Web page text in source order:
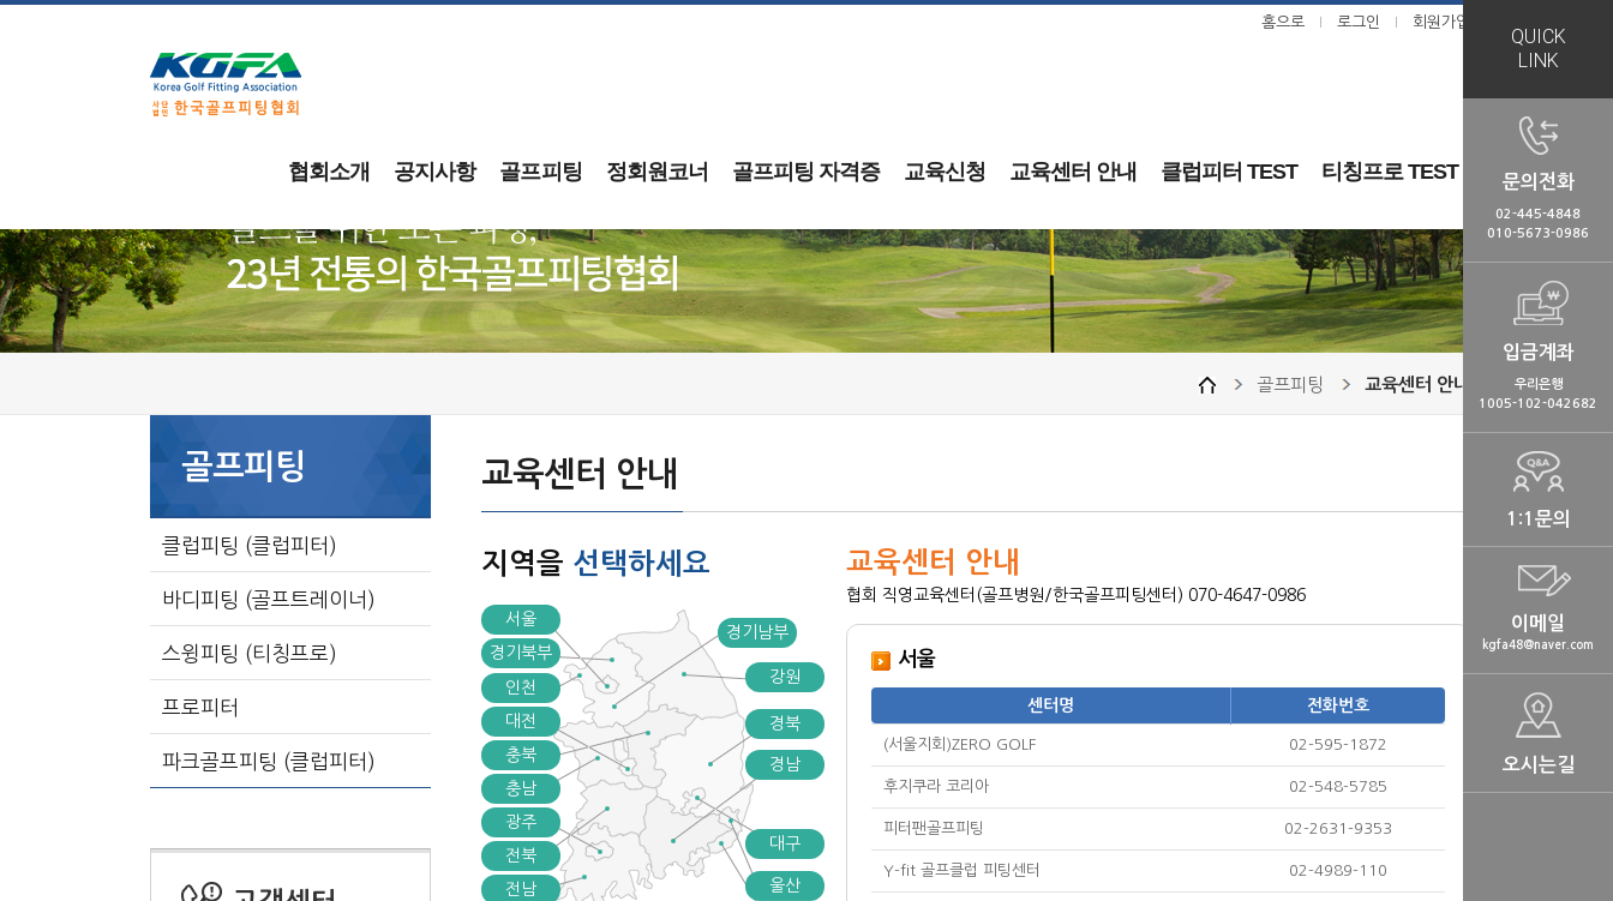
QUICK
LINK
문의전화
02-445-4848
010-5673-0986
입금계좌
우리은행
1005-102-042682
1:1문의
이메일
kgfa48@naver.com
오시는길
홈으로 로그인 회원가입
협회소개 공지사항 골프피팅 정회원코너 골프피팅 자격증 교육신청 교육센터 안내 클럽피터 TEST 티칭프로 TEST
골프피팅 교육센터 안내
골프피팅
클럽피팅 (클럽피터)
바디피팅 (골프트레이너)
스윙피팅 (티칭프로)
프로피터
파크골프피팅 (클럽피터)
교육센터 안내
지역을 선택하세요
서울
경기북부
인천
대전
충북
충남
광주
전북
전남
경기남부
강원
경북
경남
대구
울산
교육센터 안내
협회 직영교육센터(골프병원/한국골프피팅센터) 070-4647-0986
서울
센터명 전화번호
(서울지회)ZERO GOLF 02-595-1872
후지쿠라 코리아 02-548-5785
피터팬골프피팅 02-2631-9353
Y-fit 골프클럽 피팅센터 02-4989-110